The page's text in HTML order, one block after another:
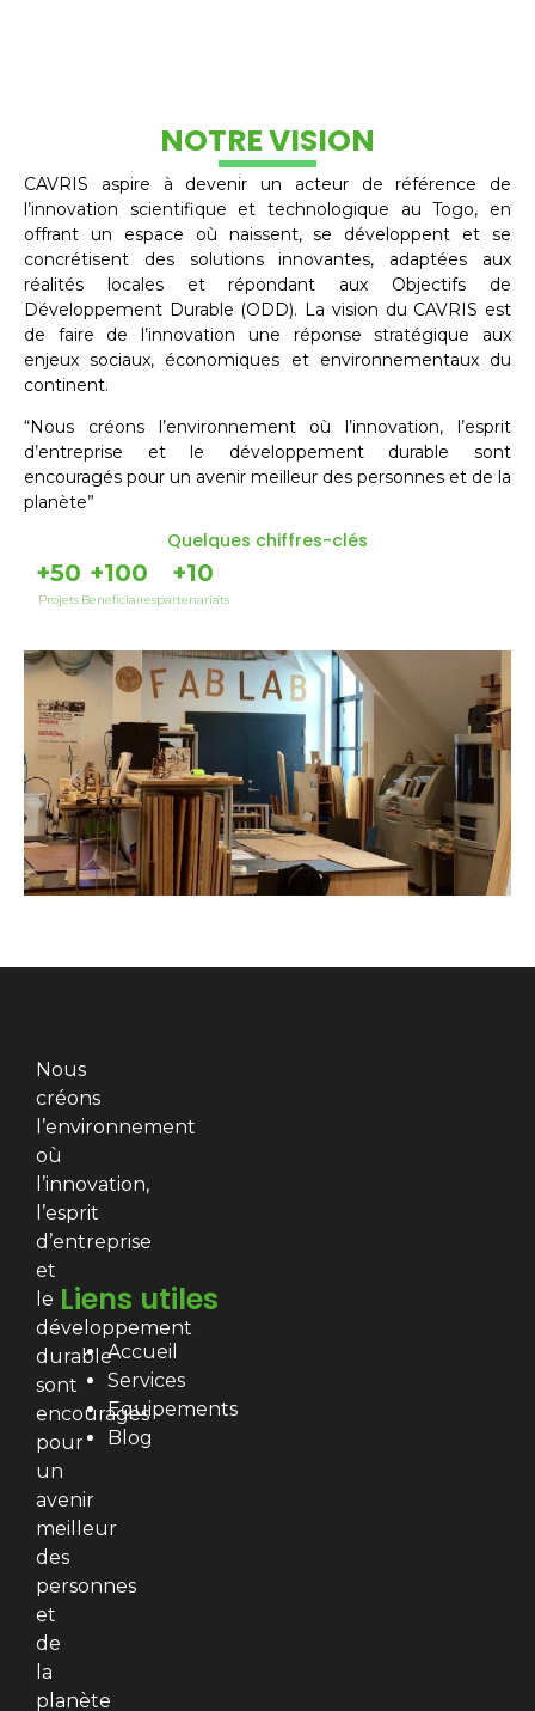
NOTRE VISION
CAVRIS aspire à devenir un acteur de référence de
l’innovation scientifique et technologique au Togo, en
offrant un espace où naissent, se développent et se
concrétisent des solutions innovantes, adaptées aux
réalités locales et répondant aux Objectifs de
Développement Durable (ODD). La vision du CAVRIS est
de faire de l’innovation une réponse stratégique aux
enjeux sociaux, économiques et environnementaux du
continent.
“Nous créons l’environnement où l’innovation, l’esprit
d’entreprise et le développement durable sont
encouragés pour un avenir meilleur des personnes et de la
planète”
Quelques chiffres-clés
Projets
+50
Beneficiaires
+100
partenariats
+10
Nous
créons
l’environnement
où
l’innovation,
l’esprit
d’entreprise
et
le
développement
durable
sont
encouragés
pour
un
avenir
meilleur
des
personnes
et
de
la
planète
Liens utiles
Accueil
Services
Equipements
Blog